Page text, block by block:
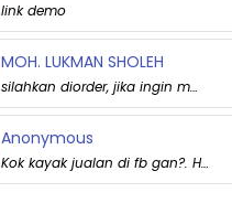
link demo
MOH. LUKMAN SHOLEH
silahkan diorder, jika ingin m…
Anonymous
Kok kayak jualan di fb gan?. H…